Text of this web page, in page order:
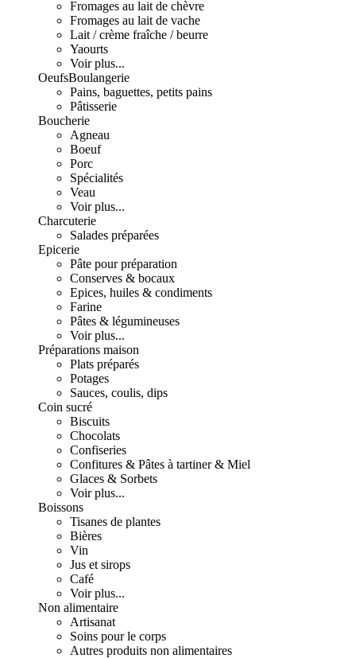
Fromages au lait de chèvre
Fromages au lait de vache
Lait / crème fraîche / beurre
Yaourts
Voir plus...
OeufsBoulangerie
Pains, baguettes, petits pains
Pâtisserie
Boucherie
Agneau
Boeuf
Porc
Spécialités
Veau
Voir plus...
Charcuterie
Salades préparées
Epicerie
Pâte pour préparation
Conserves & bocaux
Epices, huiles & condiments
Farine
Pâtes & légumineuses
Voir plus...
Préparations maison
Plats préparés
Potages
Sauces, coulis, dips
Coin sucré
Biscuits
Chocolats
Confiseries
Confitures & Pâtes à tartiner & Miel
Glaces & Sorbets
Voir plus...
Boissons
Tisanes de plantes
Bières
Vin
Jus et sirops
Café
Voir plus...
Non alimentaire
Artisanat
Soins pour le corps
Autres produits non alimentaires